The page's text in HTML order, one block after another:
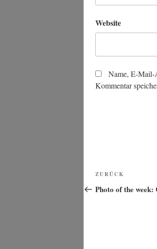
Website
Name, E-Mail-
Kommentar
Vorheriger
Beitrag
ZURÜCK
Photo of the week: